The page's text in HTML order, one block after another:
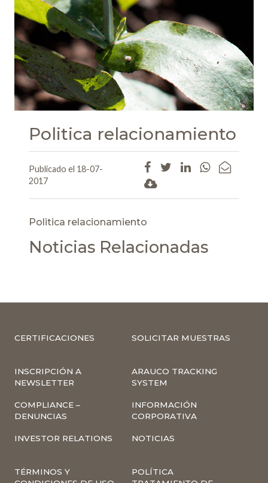
Politica relacionamiento
Publicado el 18-07-
2017
Politica relacionamiento
Noticias Relacionadas
CERTIFICACIONES SOLICITAR MUESTRAS
INSCRIPCIÓN A
NEWSLETTER
ARAUCO TRACKING
SYSTEM
COMPLIANCE –
DENUNCIAS
INFORMACIÓN
CORPORATIVA
INVESTOR RELATIONS NOTICIAS
TÉRMINOS Y
POLÍTICA